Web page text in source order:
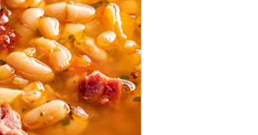
/ DETALII